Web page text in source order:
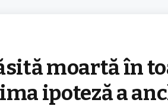
moartă în
ipoteză a